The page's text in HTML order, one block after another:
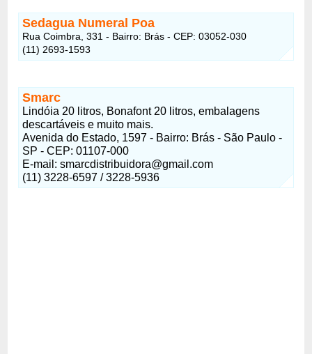
Sedagua Numeral Poa
Rua Coimbra, 331 - Bairro: Brás - CEP: 03052-030
(11) 2693-1593
Smarc
Lindóia 20 litros, Bonafont 20 litros, embalagens
descartáveis e muito mais.
Avenida do Estado, 1597 - Bairro: Brás - São Paulo -
SP - CEP: 01107-000
E-mail: smarcdistribuidora@gmail.com
(11) 3228-6597 / 3228-5936